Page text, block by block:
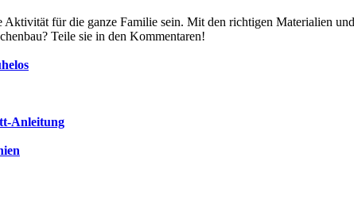
Aktivität für die ganze Familie sein. Mit den richtigen Materialien
Teile sie in den Kommentaren!
Anleitung